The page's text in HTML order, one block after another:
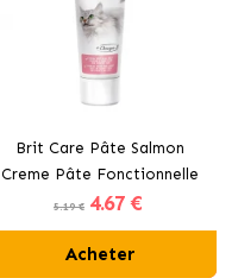
Brit Care Pâte Salmon
Creme Pâte Fonctionnelle
pour Chats avec Omega 3
5.19 € 4.67 €
Acheter